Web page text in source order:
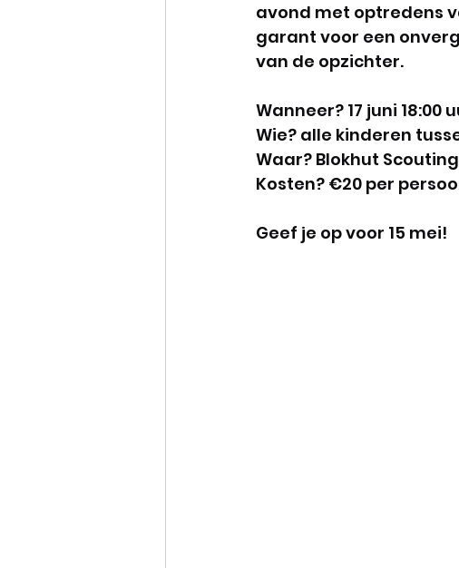
avond met optredens
garant voor een
van de opzichter.
Wanneer? 17 juni 18:00
Wie? alle kinderen
Waar? Blokhut
Kosten? €20 per
Geef je op voor 15 mei!